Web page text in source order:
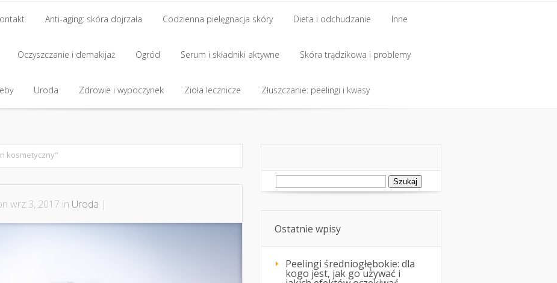
Anti-aging: skóra dojrzała
Anti-aging: skóra dojrzała
Codzienna pielęgnacja skóry
Codzienna pielęgnacja skóry
Dieta i odchudzanie
Dieta i odchudzanie
Inne
Inne
Oczyszczanie i demakijaż
Oczyszczanie i demakijaż
Ogród
Ogród
Serum i składniki aktywne
Serum i składniki aktywne
Skóra trądzikowa i problemy
Skóra trądzikowa i problemy
Uroda Zdrowie i wypoczynek Zioła lecznicze Złuszczanie: peelingi i kwasy
kosmetyczny"
wrz 3, 2017 in Uroda |
Szukaj:
Ostatnie wpisy
Peelingi średniogłębokie: dla
kogo jest, jak go używać i